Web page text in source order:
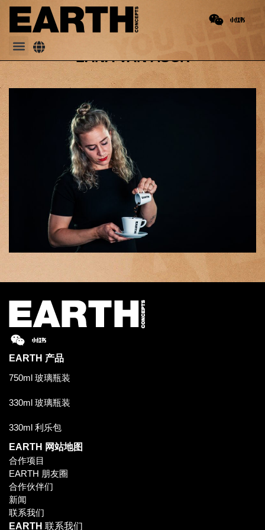
PREVIOUS
Esther Maasdam
LANA VAN ASCH
EARTH 产品
750ml 玻璃瓶装
330ml 玻璃瓶装
330ml 利乐包
EARTH 网站地图
合作项目
EARTH 朋友圈
合作伙伴们
新闻
联系我们
EARTH 联系我们